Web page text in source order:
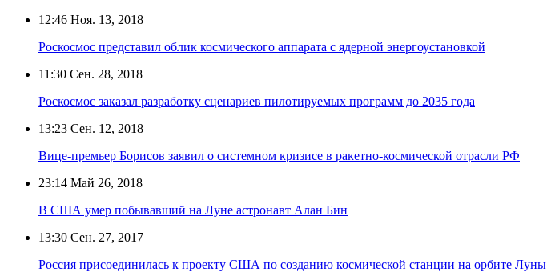
12:46 Ноя. 13, 2018
Роскосмос представил облик космического аппарата с ядерной энергоустановкой
11:30 Сен. 28, 2018
Роскосмос заказал разработку сценариев пилотируемых программ до 2035 года
13:23 Сен. 12, 2018
Вице-премьер Борисов заявил о системном кризисе в ракетно-космической отрасли РФ
23:14 Май 26, 2018
В США умер побывавший на Луне астронавт Алан Бин
13:30 Сен. 27, 2017
Россия присоединилась к проекту США по созданию космической станции на орбите Луны